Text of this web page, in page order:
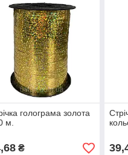
голограма золота
м.
₴